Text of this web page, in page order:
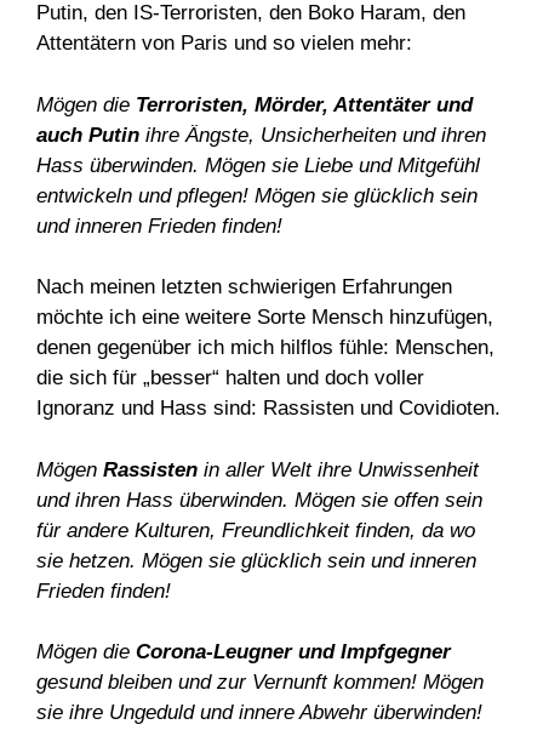
Putin, den IS-Terroristen, den Boko Haram, den
Attentätern von Paris und so vielen mehr:
Mögen die Terroristen, Mörder, Attentäter und
auch Putin ihre Ängste, Unsicherheiten und ihren
Hass überwinden. Mögen sie Liebe und Mitgefühl
entwickeln und pflegen! Mögen sie glücklich sein
und inneren Frieden finden!
Nach meinen letzten schwierigen Erfahrungen
möchte ich eine weitere Sorte Mensch hinzufügen,
denen gegenüber ich mich hilflos fühle: Menschen,
die sich für „besser“ halten und doch voller
Ignoranz und Hass sind: Rassisten und Covidioten.
Mögen Rassisten in aller Welt ihre Unwissenheit
und ihren Hass überwinden. Mögen sie offen sein
für andere Kulturen, Freundlichkeit finden, da wo
sie hetzen. Mögen sie glücklich sein und inneren
Frieden finden!
Mögen die Corona-Leugner und Impfgegner
gesund bleiben und zur Vernunft kommen! Mögen
sie ihre Ungeduld und innere Abwehr überwinden!